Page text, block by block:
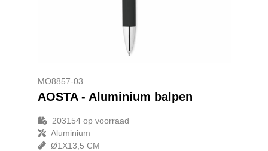
MO8857-03
AOSTA - Aluminium balpen
203154op voorraad
Aluminium
Ø1X13,5 CM